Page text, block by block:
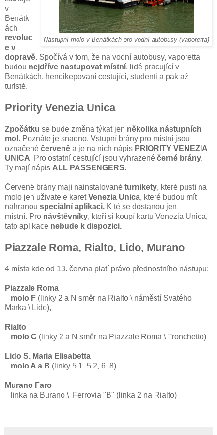
Nástupní molo v Benátkách pro vodní autobusy (vaporetta)
v
Benátk
ách
revoluc
e v
dopravě. Spočívá v tom, že na vodní autobusy, vaporetta,
budou nejdříve nastupovat místní, lidé pracující v
Benátkách, hendikepovaní cestující, studenti a pak až
turisté.
Priority Venezia Unica
Zpočátku se bude změna týkat jen několika nástupních
mol . Poznáte je snadno. Vstupní brány pro místní jsou
označené červeně a je na nich nápis PRIORITY VENEZIA
UNICA. Pro ostatní cestující jsou vyhrazené černé brány.
Ty mají nápis ALL PASSENGERS.
Červené brány mají nainstalované turnikety, které pustí na
molo jen uživatele karetVenezia Unica, které budou mít
nahranou speciální aplikaci. K té se dostanou jen
místní. Pro návštěvníky, kteří si koupí kartu Venezia Unica,
tato aplikace nebude k dispozici.
Piazzale Roma, Rialto, Lido, Murano
4 místa kde od 13. června platí právo přednostního nástupu:
Piazzale Roma
molo F (linky 2 a N směr na Rialto \ náměstí Svatého
Marka \ Lido),
Rialto
molo C (linky 2 a N směr na Piazzale Roma \ Tronchetto)
Lido S. Maria Elisabetta
molo A a B (linky 5.1, 5.2, 6, 8)
Murano Faro
linka na Burano \ Ferrovia "B" (linka 2 na Rialto)